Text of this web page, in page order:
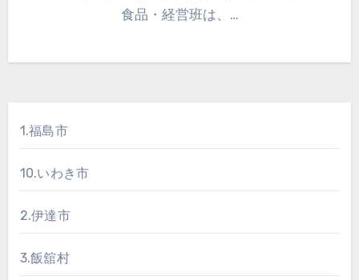
食品・経営班は、…
1.福島市
10.いわき市
2.伊達市
3.飯舘村